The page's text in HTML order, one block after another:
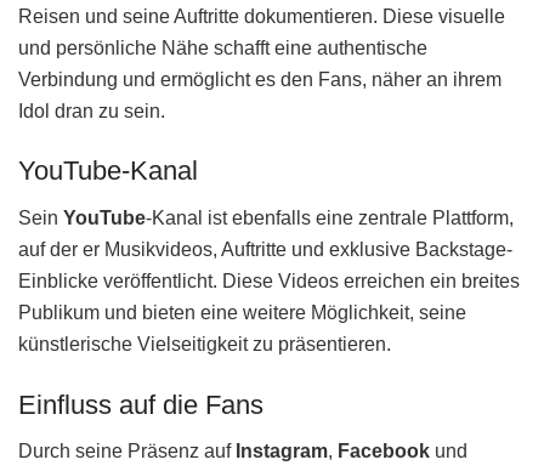
Reisen und seine Auftritte dokumentieren. Diese visuelle
und persönliche Nähe schafft eine authentische
Verbindung und ermöglicht es den Fans, näher an ihrem
Idol dran zu sein.
YouTube-Kanal
Sein YouTube-Kanal ist ebenfalls eine zentrale Plattform,
auf der er Musikvideos, Auftritte und exklusive Backstage-
Einblicke veröffentlicht. Diese Videos erreichen ein breites
Publikum und bieten eine weitere Möglichkeit, seine
künstlerische Vielseitigkeit zu präsentieren.
Einfluss auf die Fans
Durch seine Präsenz auf Instagram, Facebook und